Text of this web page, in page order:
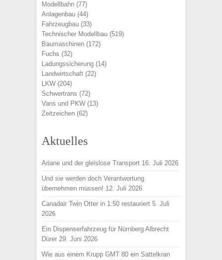
Modellbahn (77)
Anlagenbau (44)
Fahrzeugbau (33)
Technischer Modellbau (519)
Baumaschinen (172)
Fuchs (32)
Ladungssicherung (14)
Landwirtschaft (22)
LKW (204)
Schwertrans (72)
Vans und PKW (13)
Zeitzeichen (62)
Aktuelles
Ariane und der gleislose Transport 16. Juli 2026
Und sie werden doch Verantwortung
übernehmen müssen! 12. Juli 2026
Canadair Twin Otter in 1:50 restauriert 5. Juli
2026
Ein Dispenserfahrzeug für Nürnberg Albrecht
Dürer 29. Juni 2026
Wie aus einem Krupp GMT 80 ein Sattelkran